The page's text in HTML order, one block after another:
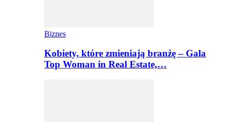
Biznes
Kobiety, które zmieniają branżę – Gala
Top Woman in Real Estate,…